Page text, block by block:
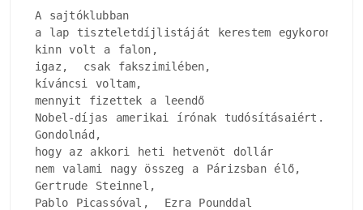
A sajtóklubban
a lap tiszteletdíjlistáját kerestem egykoron,
kinn volt a falon,
igaz,  csak fakszimilében,
kíváncsi voltam,
mennyit fizettek a leendő
Nobel-díjas amerikai írónak tudósításaiért.
Gondolnád,
hogy az akkori heti hetvenöt dollár
nem valami nagy összeg a Párizsban élő,
Gertrude Steinnel,
Pablo Picassóval,  Ezra Pounddal